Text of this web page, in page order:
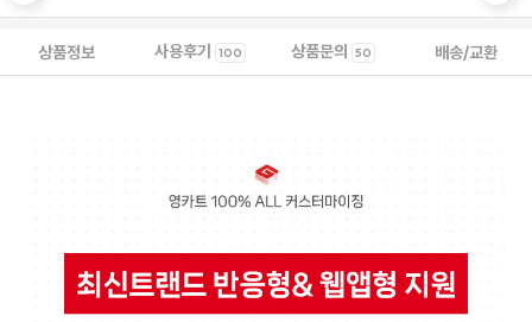
상품정보 사용후기 100 상품문의 50 배송/교환